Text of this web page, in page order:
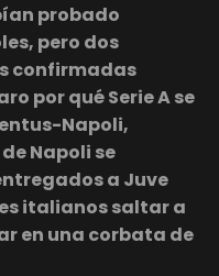
probado
pero dos
confirmadas
por qué Serie A se
Napoli,
Napoli se
a Juve
italianos saltar a
en una corbata de